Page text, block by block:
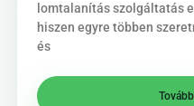
lomtalanítás szolgáltatás
hiszen egyre többen
és